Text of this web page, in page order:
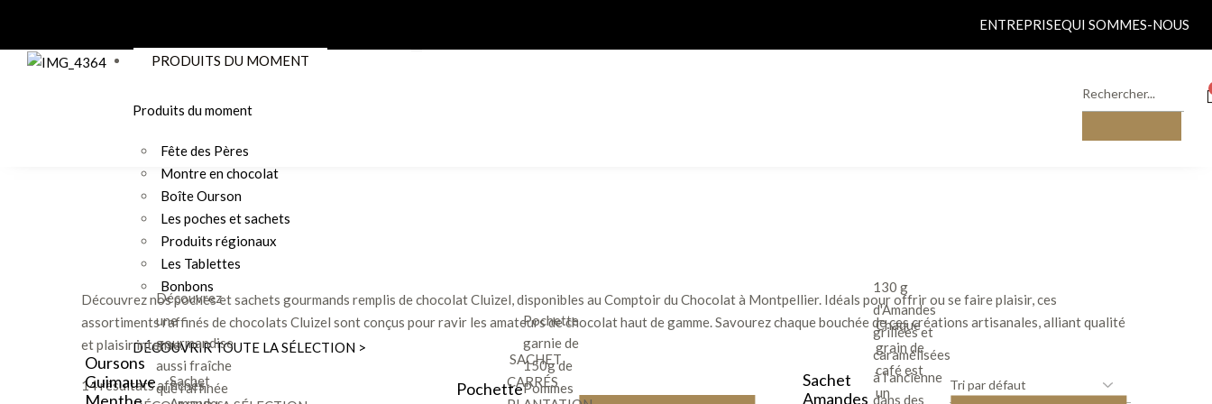
ENTREPRISEQUI SOMMES-NOUS
PRODUITS DU MOMENT
Produits du moment
Fête des Pères
Montre en chocolat
Boîte Ourson
Les poches et sachets
Produits régionaux
Les Tablettes
Bonbons
DÉCOUVRIR TOUTE LA SÉLECTION >
Découvrez nos poches et sachets gourmands remplis de chocolat Cluizel, disponibles au Comptoir du Chocolat à Montpellier. Idéals pour offrir ou se faire plaisir, ces
assortiments raffinés de chocolats Cluizel sont conçus pour ravir les amateurs de chocolat haut de gamme. Savourez chaque bouchée de ces créations artisanales, alliant qualité
et plaisir intense.
14 résultats affichés
Oursons
Guimauve
Menthe
Découvrez
une
gourmandise
aussi fraîche
que raffinée
Pochette
Pochette
garnie de
150g de
Pommes
Sachet
Amandes
130 g
d'Amandes
grillées et
caramélisées
à l'ancienne
dans des
Sachet
SACHET
CARRÉS
Chaque
grain de
café est
un